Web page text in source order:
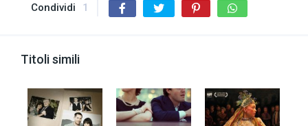
Condividi 1
Titoli simili